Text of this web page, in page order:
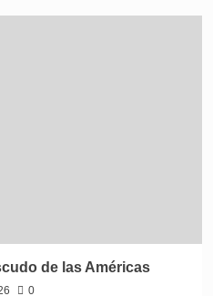
de las Américas
0